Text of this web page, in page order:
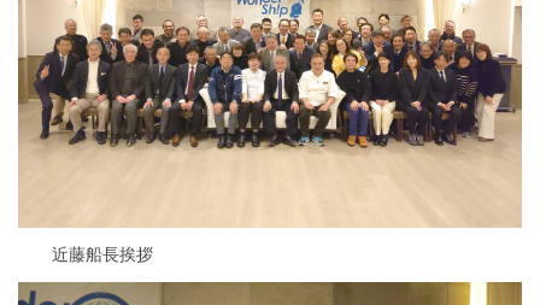
近藤船長挨拶